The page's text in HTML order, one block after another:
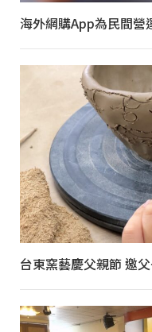
海外網購App為民間營
台東窯藝慶父親節 邀